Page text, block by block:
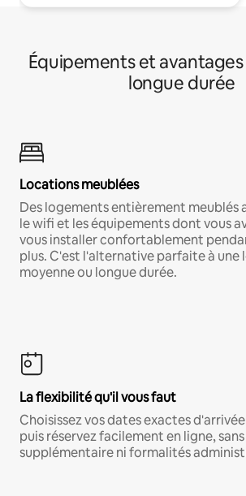
Équipements et avantages
longue durée
Locations meublées
Des logements entièrement meublés
le wifi et les équipements dont vous
vous installer confortablement
plus. C'est l'alternative parfaite à une
moyenne ou longue durée.
La flexibilité qu'il vous faut
Choisissez vos dates exactes
puis réservez facilement en ligne,
supplémentaire ni formalités